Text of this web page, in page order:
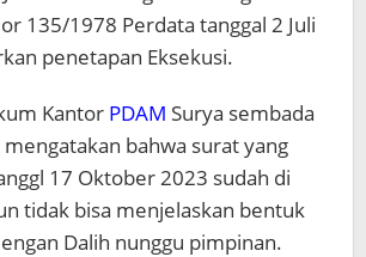
135/1978 Perdata tanggal 2 Juli
penetapan Eksekusi.
Kantor PDAM Surya sembada
mengatakan bahwa surat yang
17 Oktober 2023 sudah di
tidak bisa menjelaskan bentuk
Dalih nunggu pimpinan.